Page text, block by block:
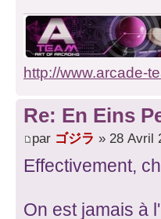
http://www.arcade-
Re: En Eins
par ゴジラ » 28 Avril
Effectivement,
On est jamais à